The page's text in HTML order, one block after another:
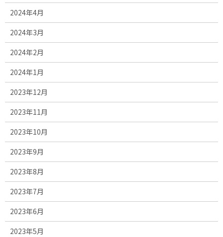
2024年4月
2024年3月
2024年2月
2024年1月
2023年12月
2023年11月
2023年10月
2023年9月
2023年8月
2023年7月
2023年6月
2023年5月